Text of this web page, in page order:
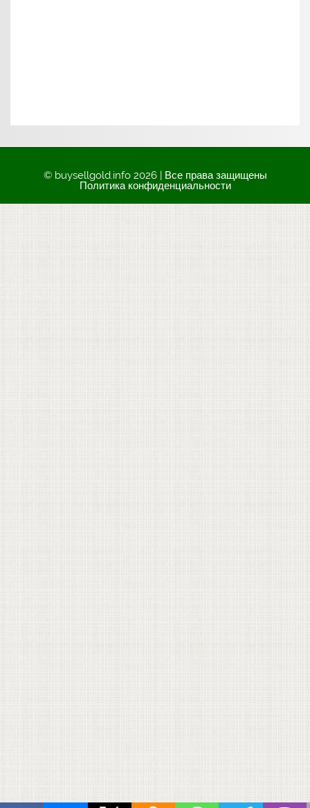
© buysellgold.info 2026 | Все права защищены
Политика конфиденциальности